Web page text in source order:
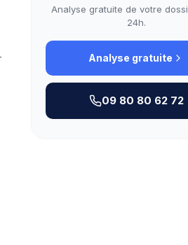
Analyse gratuite de votre
24h.
Analyse gratuite
09 80 80 62 72